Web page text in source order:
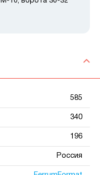
585
340
196
Россия